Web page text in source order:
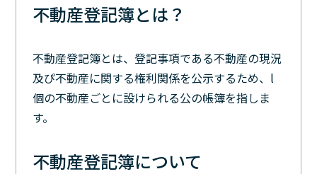
不動産登記簿とは？
不動産登記簿とは、登記事項である不動産の現況
及ぴ不動産に関する権利関係を公示するため、l
個の不動産ごとに設けられる公の帳簿を指しま
す。
不動産登記簿について